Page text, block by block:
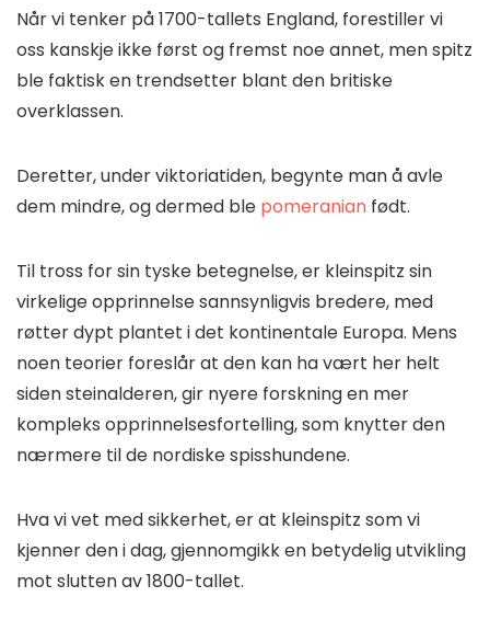
Når vi tenker på 1700-tallets England, forestiller vi
oss kanskje ikke først og fremst noe annet, men spitz
ble faktisk en trendsetter blant den britiske
overklassen.
Deretter, under viktoriatiden, begynte man å avle
dem mindre, og dermed ble pomeranian født.
Til tross for sin tyske betegnelse, er kleinspitz sin
virkelige opprinnelse sannsynligvis bredere, med
røtter dypt plantet i det kontinentale Europa. Mens
noen teorier foreslår at den kan ha vært her helt
siden steinalderen, gir nyere forskning en mer
kompleks opprinnelsesfortelling, som knytter den
nærmere til de nordiske spisshundene.
Hva vi vet med sikkerhet, er at kleinspitz som vi
kjenner den i dag, gjennomgikk en betydelig utvikling
mot slutten av 1800-tallet.